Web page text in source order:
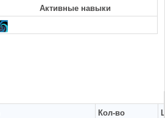
Активные навыки
Кол-во